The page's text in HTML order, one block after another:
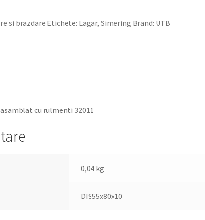
si brazdare Etichete: Lagar,Simering Brand: UTB
cu rulmenti 32011
0,04 kg
DIS55x80x10